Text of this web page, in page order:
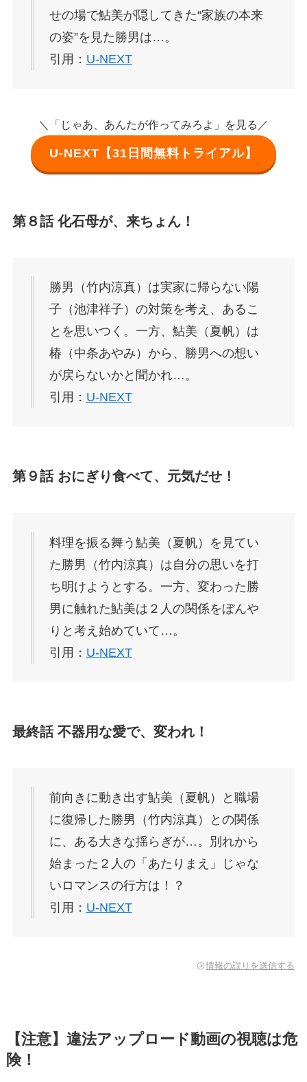
せの場で鮎美が隠してきた“家族の本来
の姿”を見た勝男は…。
引用： U-NEXT
＼「じゃあ、あんたが作ってみろよ」を見る／
U-NEXT【31日間無料トライアル】
第８話 化石母が、来ちょん！
勝男（竹内涼真）は実家に帰らない陽
子（池津祥子）の対策を考え、あるこ
とを思いつく。一方、鮎美（夏帆）は
椿（中条あやみ）から、勝男への想い
が戻らないかと聞かれ…。
引用： U-NEXT
第９話 おにぎり食べて、元気だせ！
料理を振る舞う鮎美（夏帆）を見てい
た勝男（竹内涼真）は自分の思いを打
ち明けようとする。一方、変わった勝
男に触れた鮎美は２人の関係をぼんや
りと考え始めていて…。
引用： U-NEXT
最終話 不器用な愛で、変われ！
前向きに動き出す鮎美（夏帆）と職場
に復帰した勝男（竹内涼真）との関係
に、ある大きな揺らぎが…。別れから
始まった２人の「あたりまえ」じゃな
いロマンスの行方は！？
引用： U-NEXT
情報の誤りを送信する
【注意】違法アップロード動画の視聴は危
険！